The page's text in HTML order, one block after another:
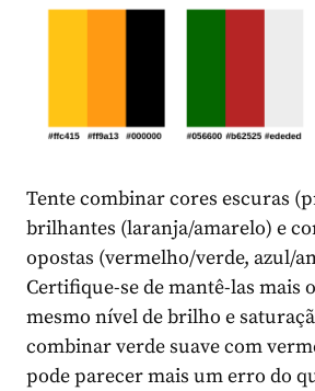
Tente combinar cores escuras
brilhantes (laranja/amarelo) e
opostas (vermelho/verde, azul/
Certifique-se de mantê-las mais
mesmo nível de brilho e
combinar verde suave com
pode parecer mais um erro do